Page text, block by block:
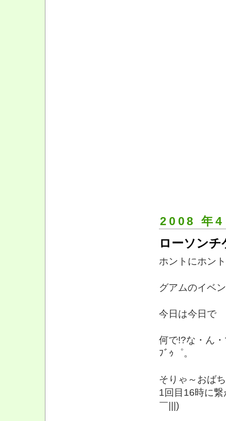
2008 年
ローソンチ
ホントにホン
グアムのイベ
今日は今日で
何で!?な・ん
ﾌﾞｩ゜。
そりゃ～おば
1回目16時に
￣|||)